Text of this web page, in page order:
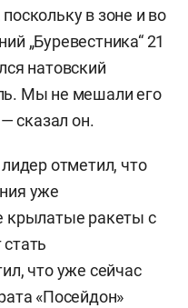
в зоне и во
„Буревестника“ 21
натовский
Мы не мешали его
сказал он.
отметил, что
уже
крылатые ракеты с
что уже сейчас
«Посейдон»